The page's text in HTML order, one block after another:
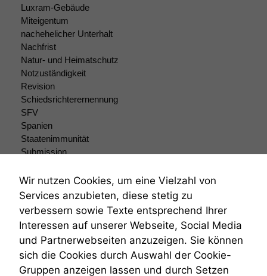
Luxram-Gebäude
Miteigentum
nachehelicher Unterhalt
Nachfrist
Natur- und Heimatschutz
Notzuständigkeit
Revision
Schiedsrichterernennung
SFV
Spanien
Staatenimmunität
Submission
Teilungsklage
Venezuela
VRK
Wiederherstellungsanordnung
Zivilprozessordnung
ZPO
Zustellfiktion
Zuständigkeit
Wir nutzen Cookies, um eine Vielzahl von
Services anzubieten, diese stetig zu
verbessern sowie Texte entsprechend Ihrer
Interessen auf unserer Webseite, Social Media
und Partnerwebseiten anzuzeigen. Sie können
sich die Cookies durch Auswahl der Cookie-
Gruppen anzeigen lassen und durch Setzen
dieser Website
sind optional.
Wenn Sie
diese Option
deaktivieren,
kann die
Website nicht
zu 100%